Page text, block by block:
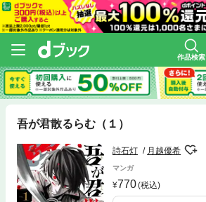
作品検索
吾が君散るらむ（１）
詩石灯 月越優希
マンガ
770(税込)